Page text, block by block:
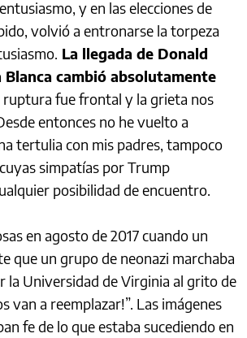
y en las elecciones de
volvió a entronarse la torpeza
La llegada de Donald
Blanca cambió absolutamente
ruptura fue frontal y la grieta nos
entonces no he vuelto a
tertulia con mis padres, tampoco
simpatías por Trump
posibilidad de encuentro.
en agosto de 2017 cuando un
que un grupo de neonazi marchaba
la Universidad de Virginia al grito de
van a reemplazar!”. Las imágenes
fe de lo que estaba sucediendo en